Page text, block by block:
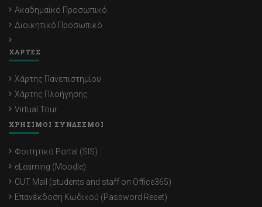
Ακαδημαϊκό Προσωπικό
Διοικητικό Προσωπικό
ΧΑΡΤΕΣ
Χάρτης Πανεπιστημίου
Χάρτης Πλοήγησης
Virtual Tour
ΧΡΗΣΙΜΟΙ ΣΥΝΔΕΣΜΟΙ
Φοιτητικό Portal (SIS)
eLearning (Moodle)
CUT Mail (students and staff on Office365)
Επανέκδοση Κωδικού (Password Reset)